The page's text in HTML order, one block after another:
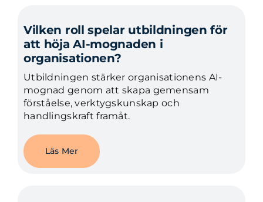
Vilken roll spelar utbildningen för
att höja AI-mognaden i
organisationen?
Utbildningen stärker organisationens AI-
mognad genom att skapa gemensam
förståelse, verktygskunskap och
handlingskraft framåt.
Läs Mer